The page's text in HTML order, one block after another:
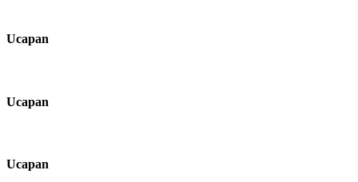
Ucapan
Ucapan
Ucapan